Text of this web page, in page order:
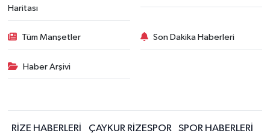
Haritası
Tüm Manşetler Son Dakika Haberleri
Haber Arşivi
RİZE HABERLERİ ÇAYKUR RİZESPOR SPOR HABERLERİ